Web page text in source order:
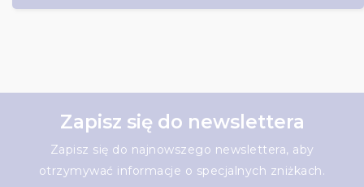
Zapisz się do newslettera
Zapisz się do najnowszego newslettera, aby
otrzymywać informacje o specjalnych zniżkach.